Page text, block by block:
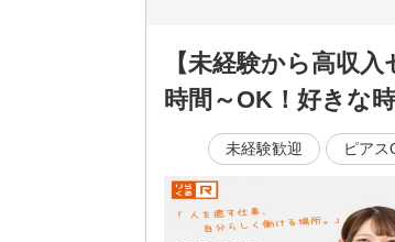
【未経験から高収
時間～OK！好きな
未経験歓迎 ピアス